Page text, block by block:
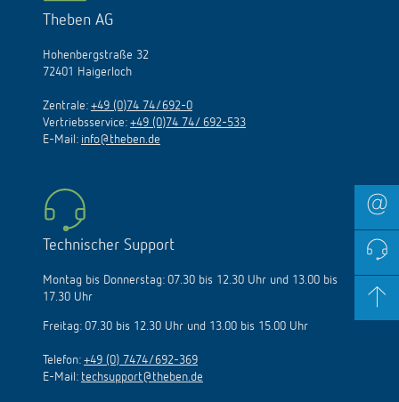
Theben AG
Hohenbergstraße 32
72401 Haigerloch
Zentrale: +49 (0)74 74/692-0
Vertriebsservice: +49 (0)74 74/ 692-533
E-Mail: info@theben.de
Technischer Support
Montag bis Donnerstag: 07.30 bis 12.30 Uhr und 13.00 bis
17.30 Uhr
Freitag: 07.30 bis 12.30 Uhr und 13.00 bis 15.00 Uhr
Telefon: +49 (0) 7474/692-369
E-Mail: techsupport@theben.de